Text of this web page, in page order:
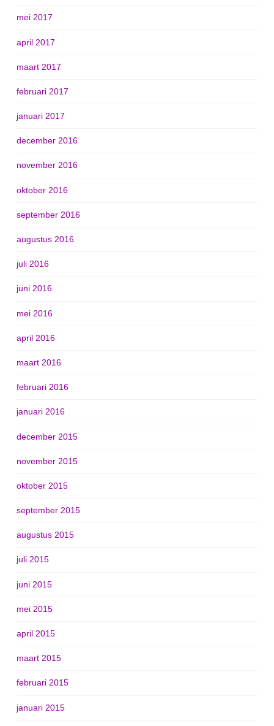
mei 2017
april 2017
maart 2017
februari 2017
januari 2017
december 2016
november 2016
oktober 2016
september 2016
augustus 2016
juli 2016
juni 2016
mei 2016
april 2016
maart 2016
februari 2016
januari 2016
december 2015
november 2015
oktober 2015
september 2015
augustus 2015
juli 2015
juni 2015
mei 2015
april 2015
maart 2015
februari 2015
januari 2015